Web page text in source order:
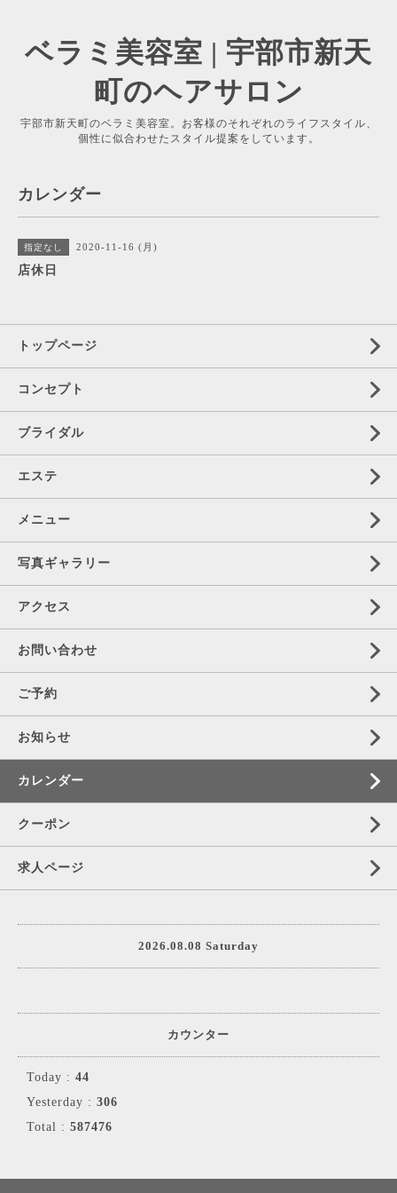
ベラミ美容室 | 宇部市新天
町のヘアサロン
宇部市新天町のベラミ美容室。お客様のそれぞれのライフスタイル、
個性に似合わせたスタイル提案をしています。
カレンダー
指定なし 2020-11-16 (月)
店休日
トップページ
コンセプト
ブライダル
エステ
メニュー
写真ギャラリー
アクセス
お問い合わせ
ご予約
お知らせ
カレンダー
クーポン
求人ページ
2026.08.08 Saturday
カウンター
Today : 44
Yesterday : 306
Total : 587476